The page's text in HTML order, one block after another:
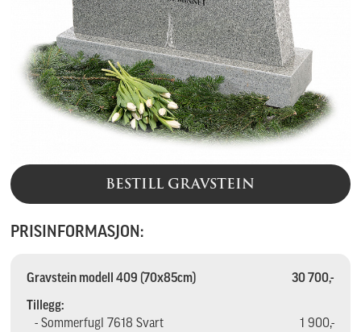
BESTILL GRAVSTEIN
PRISINFORMASJON:
Gravstein modell 409 (70x85cm) 30 700,-
Tillegg:
- Sommerfugl 7618 Svart
1 900,-